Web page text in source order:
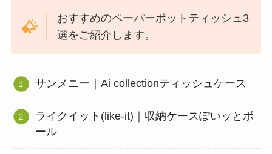
おすすめのペーパーポットティッシュ3
選をご紹介します。
サンメニー｜Ai collectionティッシュケース
ライクイット(like-it)｜収納ケースぽいッとボ
ール